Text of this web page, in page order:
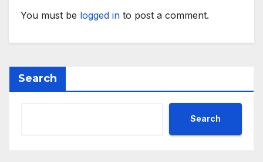
You must be logged in to post a comment.
Search
Search